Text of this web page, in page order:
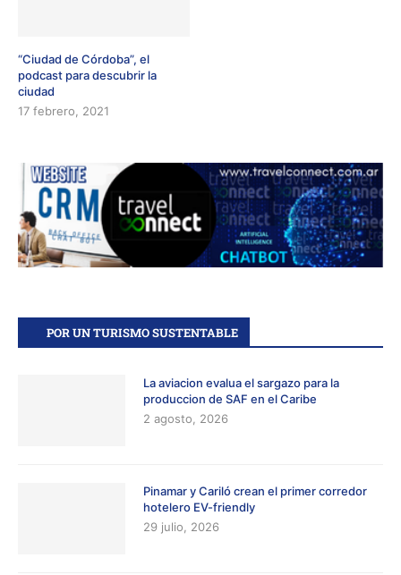
“Ciudad de Córdoba”, el
podcast para descubrir la
ciudad
17 febrero, 2021
POR UN TURISMO SUSTENTABLE
La aviacion evalua el sargazo para la
produccion de SAF en el Caribe
2 agosto, 2026
Pinamar y Cariló crean el primer corredor
hotelero EV-friendly
29 julio, 2026